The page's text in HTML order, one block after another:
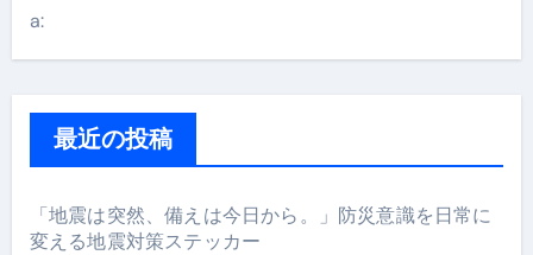
a:
最近の投稿
「地震は突然、備えは今日から。」防災意識を日常に
変える地震対策ステッカー